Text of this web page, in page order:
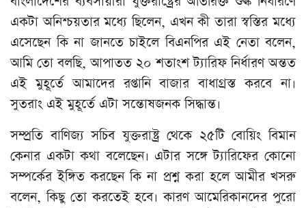
একটা অনিশ্চয়তার মধ্যে ছিলেন, এখন কী তারা স্বস্তির মধ্যে
এসেছেন কি না জানতে চাইলে বিএনপির এই নেতা বলেন,
আমি তো বলছি, আপাতত ২০ শতাংশ ট্যারিফ নির্ধারণ অন্তত
এই মুহূর্তে আমাদের রপ্তানি বাজার বাধাগ্রস্ত করবে না।
সুতরাং এই মুহূর্তে এটা সন্তোষজনক সিদ্ধান্ত।
সম্প্রতি বাণিজ্য সচিব যুক্তরাষ্ট্র থেকে ২৫টি বোয়িং বিমান
কেনার একটা কথা বলেছেন। এটার সঙ্গে ট্যারিফের কোনো
সম্পর্কের ইঙ্গিত করছেন কি না প্রশ্ন করা হলে আমীর খসরু
বলেন, কিছু তো করতেই হবে। কারণ আমেরিকানদের পুরো